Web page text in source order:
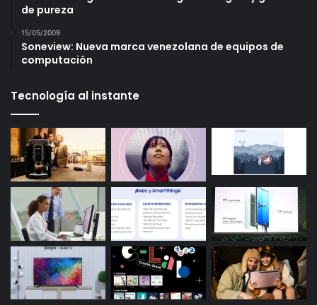
de pureza
15/05/2009
Soneview: Nueva marca venezolana de equipos de
computación
Tecnología al instante